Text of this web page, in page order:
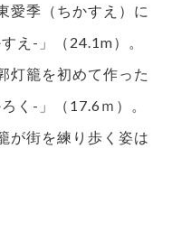
愛季（ちかすえ）に
え-」（24.1m）。
灯籠を初めて作った
く-」（17.6ｍ）。
が街を練り歩く姿は